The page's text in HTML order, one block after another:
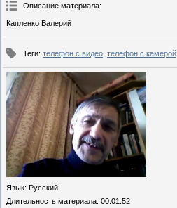
Описание материала:
Капленко Валерий
Теги: телефон с видео телефон с камерой
Язык: Русский
Длительность материала: 00:01:52